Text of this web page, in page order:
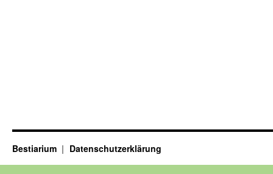
Bestiarium Datenschutzerklärung